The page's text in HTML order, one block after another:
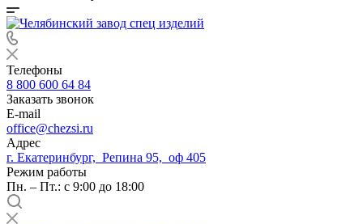
Телефоны
8 800 600 64 84
Заказать звонок
E-mail
office@chezsi.ru
Адрес
г. Екатеринбург, Репина 95, оф 405
Режим работы
Пн. – Пт.: с 9:00 до 18:00